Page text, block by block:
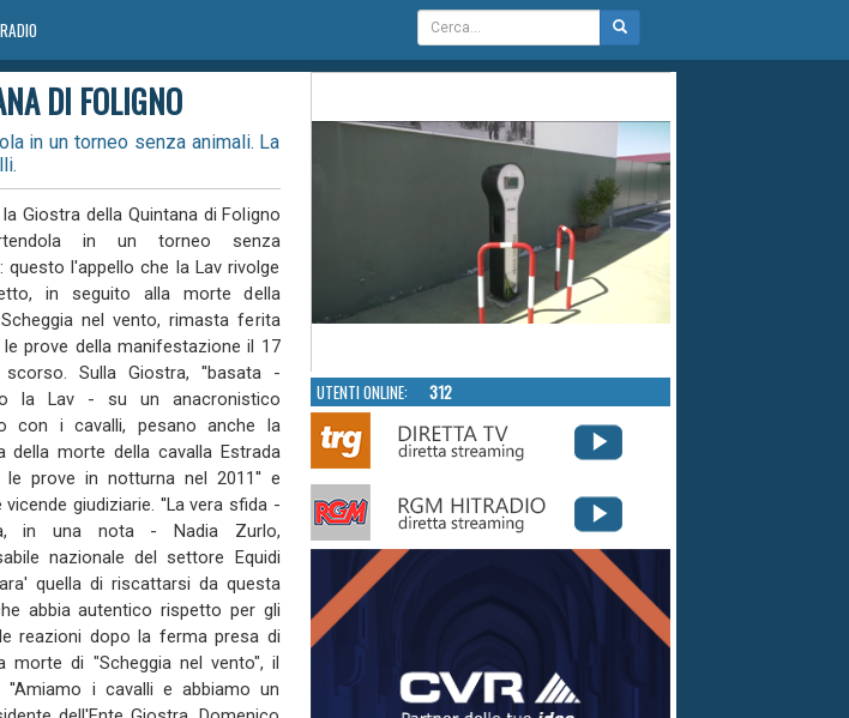
DI FOLIGNO
in un torneo senza animali. La
la Giostra della Quintana di Foligno
in un torneo senza
questo l'appello che la Lav rivolge
in seguito alla morte della
nel vento, rimasta ferita
le prove della manifestazione il 17
Sulla Giostra, ''basata -
la Lav - su un anacronistico
con i cavalli, pesano anche la
della morte della cavalla Estrada
le prove in notturna nel 2011'' e
vicende giudiziarie. ''La vera sfida -
in una nota - Nadia Zurlo,
nazionale del settore Equidi
quella di riscattarsi da questa
abbia autentico rispetto per gli
reazioni dopo la ferma presa di
morte di "Scheggia nel vento", il
i cavalli e abbiamo un
UTENTI ONLINE: 312